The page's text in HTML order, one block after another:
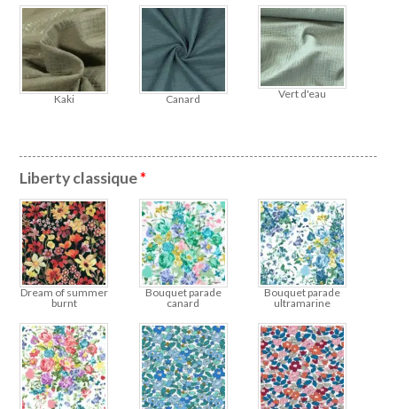
Kaki Canard Vert d'eau
Liberty classique*
Dream of summer
burnt
Bouquet parade
canard
Bouquet parade
ultramarine